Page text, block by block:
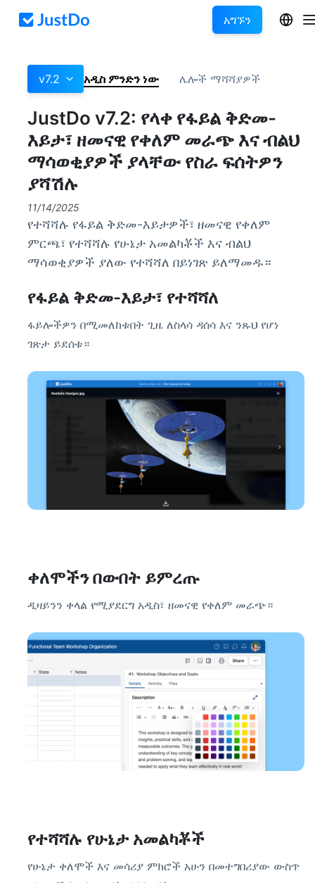
አግኙን
v7.2 አዲስ ምንድን ነው ሌሎች ማሻሻያዎች
JustDo v7.2: የላቀ የፋይል ቅድመ-
እይታ፣ ዘመናዊ የቀለም መራጭ እና ብልህ
ማሳወቂያዎች ያላቸው የስራ ፍሰትዎን
ያሻሽሉ
11/14/2025
የተሻሻሉ የፋይል ቅድመ-እይታዎች፣ ዘመናዊ የቀለም
ምርጫ፣ የተሻሻሉ የሁኔታ አመልካቾች እና ብልህ
ማሳወቂያዎች ያለው የተሻሻለ በይነገጽ ይለማመዱ።
የፋይል ቅድመ-እይታ፣ የተሻሻለ
ፋይሎችዎን በሚመለከቱበት ጊዜ ለስላሳ ዳሰሳ እና ንጹህ የሆነ
ገጽታ ይደሰቱ።
ቀለሞችን በውበት ይምረጡ
ዲዛይንን ቀላል የሚያደርግ አዲስ፣ ዘመናዊ የቀለም መራጭ።
የተሻሻሉ የሁኔታ አመልካቾች
የሁኔታ ቀለሞች እና መሳሪያ ምክሮች አሁን በመተግበሪያው ውስጥ